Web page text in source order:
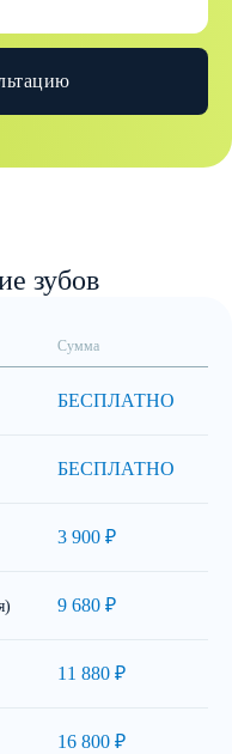
зубов
Сумма
БЕСПЛАТНО
БЕСПЛАТНО
3 900 ₽
9 680 ₽
11 880 ₽
16 800 ₽